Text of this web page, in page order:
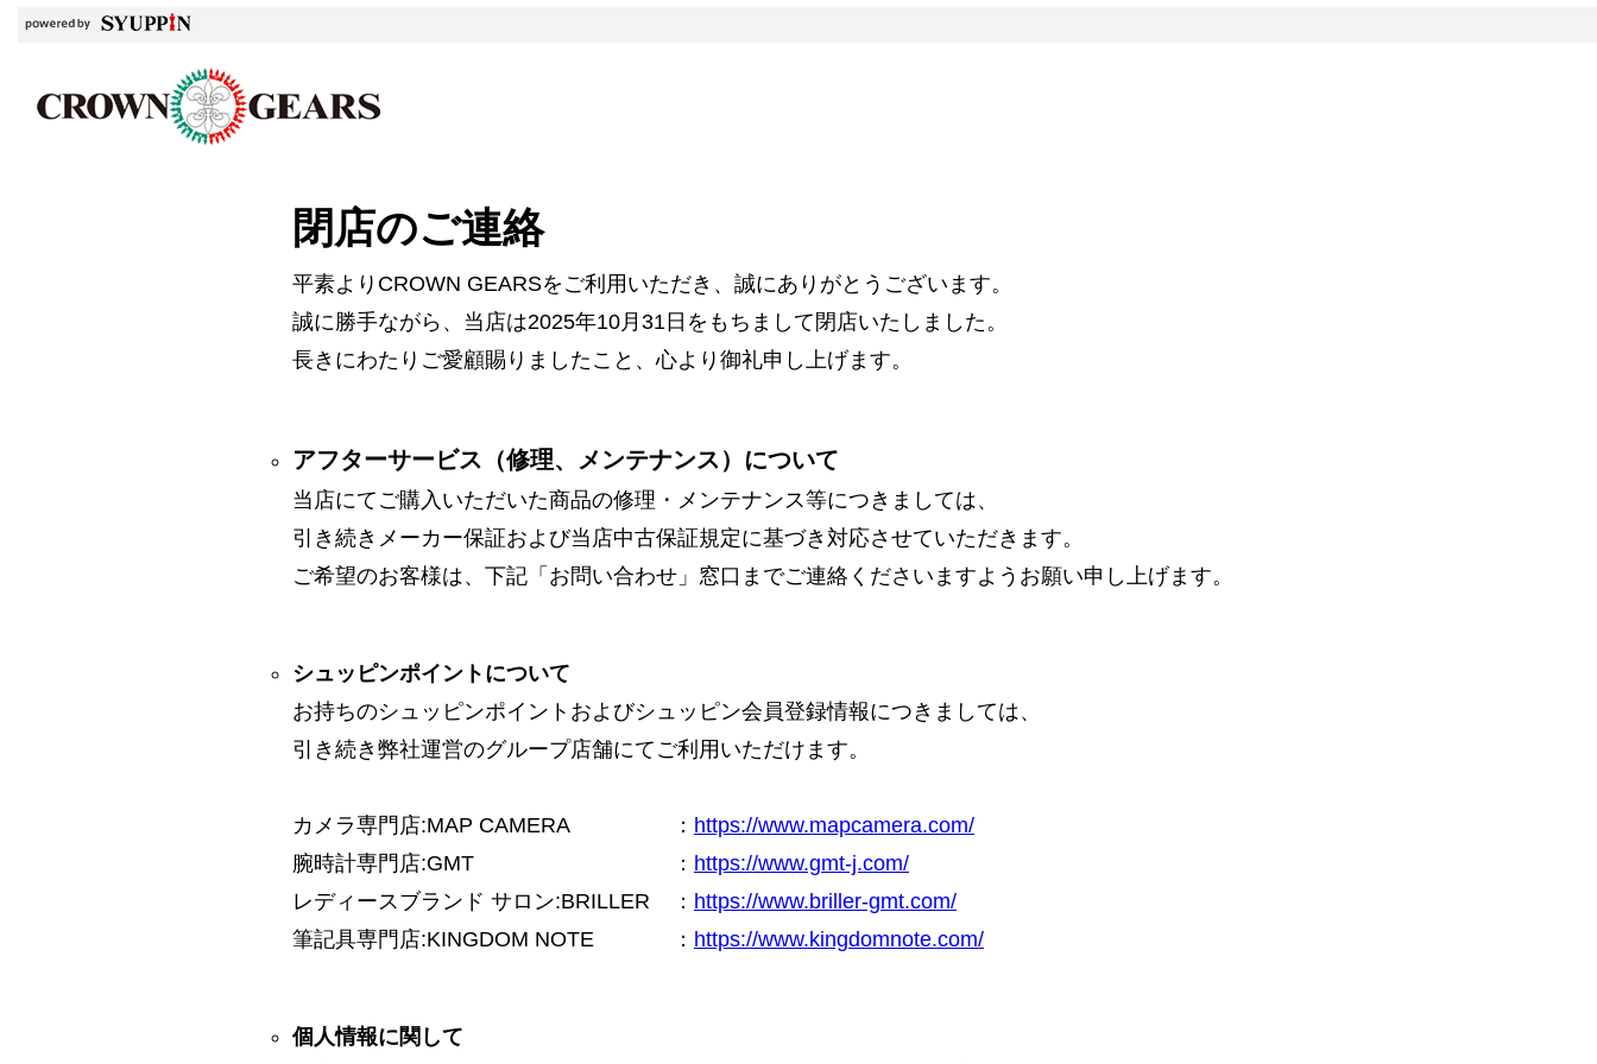
閉店のご連絡
平素よりCROWN GEARSをご利用いただき、誠にありがとうございます。
誠に勝手ながら、当店は2025年10月31日をもちまして閉店いたしました。
長きにわたりご愛顧賜りましたこと、心より御礼申し上げます。
アフターサービス（修理、メンテナンス）について
当店にてご購入いただいた商品の修理・メンテナンス等につきましては、
引き続きメーカー保証および当店中古保証規定に基づき対応させていただきます。
ご希望のお客様は、下記「お問い合わせ」窓口までご連絡くださいますようお願い申し上げます。
シュッピンポイントについて
お持ちのシュッピンポイントおよびシュッピン会員登録情報につきましては、
引き続き弊社運営のグループ店舗にてご利用いただけます。
カメラ専門店:MAP CAMERA ： https://www.mapcamera.com/
腕時計専門店:GMT
： https://www.gmt-j.com/
レディースブランド サロン:BRILLER
： https://www.briller-gmt.com/
筆記具専門店:KINGDOM NOTE
： https://www.kingdomnote.com/
個人情報に関して